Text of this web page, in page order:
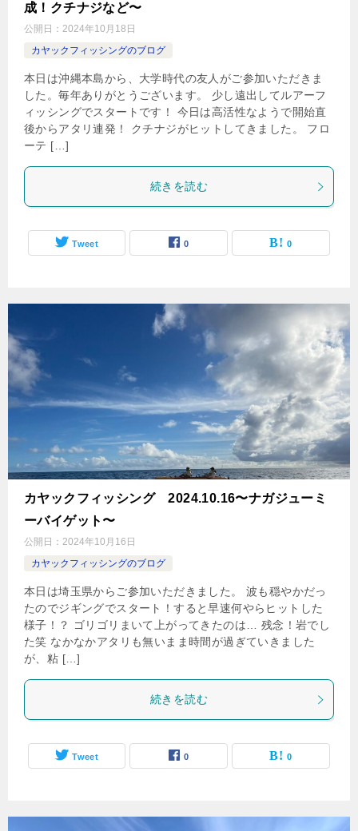
成！クチナジなど〜
公開日： 2024年10月18日
カヤックフィッシングのブログ
本日は沖縄本島から、大学時代の友人がご参加いただきま
した。毎年ありがとうございます。 少し遠出してルアーフ
ィッシングでスタートです！ 今日は高活性なようで開始直
後からアタリ連発！ クチナジがヒットしてきました。 フロ
ーテ […]
続きを読む
Tweet 0 0
カヤックフィッシング 2024.10.16〜ナガジューミ
ーバイゲット〜
公開日： 2024年10月16日
カヤックフィッシングのブログ
本日は埼玉県からご参加いただきました。 波も穏やかだっ
たのでジギングでスタート！すると早速何やらヒットした
様子！？ ゴリゴリまいて上がってきたのは… 残念！岩でし
た笑 なかなかアタリも無いまま時間が過ぎていきました
が、粘 […]
続きを読む
Tweet 0 0